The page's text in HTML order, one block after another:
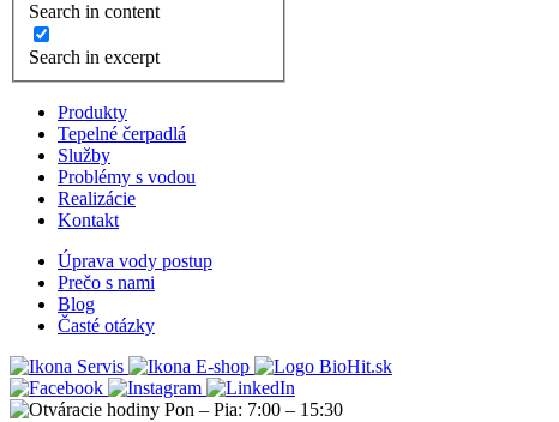
Search in content
Search in excerpt
Produkty
Tepelné čerpadlá
Služby
Problémy s vodou
Realizácie
Kontakt
Úprava vody postup
Prečo s nami
Blog
Časté otázky
Servis
E-shop
Pon – Pia: 7:00 – 15:30